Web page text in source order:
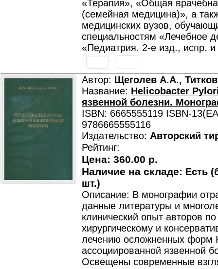
«Терапия», «Общая
(семейная медицина)», а
медицинских вузов,
специальностям «Лечебное
«Педиатрия. 2-е изд., испр.
Автор: Щеголев А.А.,
Название: Helicobacter
язвенной болезни.
ISBN: 6665555119 ISBN-
9786665555116
Издательство: Авторский
Рейтинг:
Цена: 360.00 р.
Наличие на складе: Есть
шт.)
Описание: В монографии
данные литературы и
клинический опыт авторов по
хирургическому и
лечению осложненных форм
ассоциированной язвенной
Освещены современные